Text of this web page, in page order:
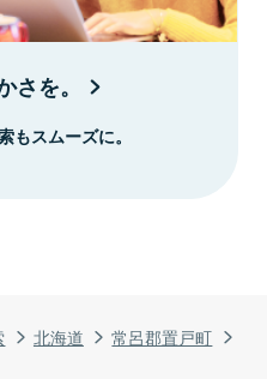
北海道
常呂郡置戸町
を。
もスムーズに。